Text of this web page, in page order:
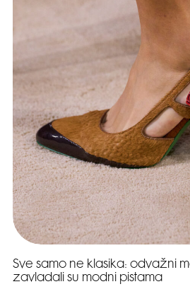
Sve samo ne klasika: odvažni
zavladali su modni pistama